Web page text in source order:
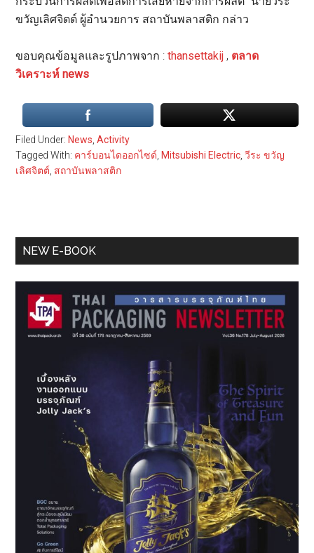
ขวัญเลิศจิตต์ ผู้อำนวยการ สถาบันพลาสติก กล่าว
ขอบคุณข้อมูลและรูปภาพจาก :thansettakij , ตลาด
วิเคราะห์ news
Filed Under: News ,Activity
Tagged With: คาร์บอนไดออกไซด์ Mitsubishi Electric ,วีระ ขวัญ
เลิศจิตต์ สถาบันพลาสติก
Primary
NEW E-BOOK